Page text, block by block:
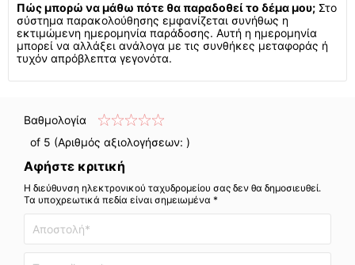
Πώς μπορώ να μάθω πότε θα παραδοθεί το δέμα μου; Στο
σύστημα παρακολούθησης εμφανίζεται συνήθως η
εκτιμώμενη ημερομηνία παράδοσης. Αυτή η ημερομηνία
μπορεί να αλλάξει ανάλογα με τις συνθήκες μεταφοράς ή
τυχόν απρόβλεπτα γεγονότα.
Βαθμολογία
of 5 (Αριθμός αξιολογήσεων: )
Αφήστε κριτική
Η διεύθυνση ηλεκτρονικού ταχυδρομείου σας δεν θα δημοσιευθεί.
Τα υποχρεωτικά πεδία είναι σημειωμένα *